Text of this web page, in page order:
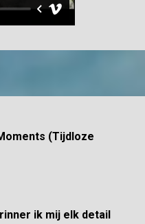
(Tijdloze
ik mij elk detail